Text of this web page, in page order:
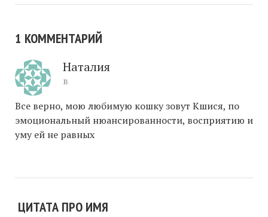
1 КОММЕНТАРИЙ
Наталия
в
Все верно, мою любимую кошку зовут Кшися, по
эмоциональный нюансированности, восприятию и
уму ей не равных
ЦИТАТА ПРО ИМЯ